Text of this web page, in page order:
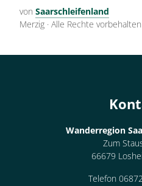
von Saarschleifenland
Merzig · Alle Rechte vorbehalten
Wanderregion
Zum
66679
Telefon